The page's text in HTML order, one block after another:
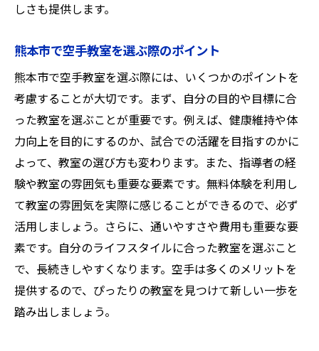
しさも提供します。
熊本市で空手教室を選ぶ際のポイント
熊本市で空手教室を選ぶ際には、いくつかのポイントを
考慮することが大切です。まず、自分の目的や目標に合
った教室を選ぶことが重要です。例えば、健康維持や体
力向上を目的にするのか、試合での活躍を目指すのかに
よって、教室の選び方も変わります。また、指導者の経
験や教室の雰囲気も重要な要素です。無料体験を利用し
て教室の雰囲気を実際に感じることができるので、必ず
活用しましょう。さらに、通いやすさや費用も重要な要
素です。自分のライフスタイルに合った教室を選ぶこと
で、長続きしやすくなります。空手は多くのメリットを
提供するので、ぴったりの教室を見つけて新しい一歩を
踏み出しましょう。